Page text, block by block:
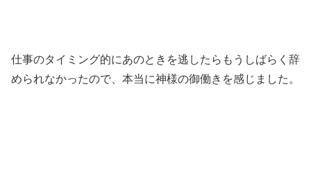
仕事のタイミング的にあのときを逃したらもうしばらく辞
められなかったので、本当に神様の御働きを感じました。